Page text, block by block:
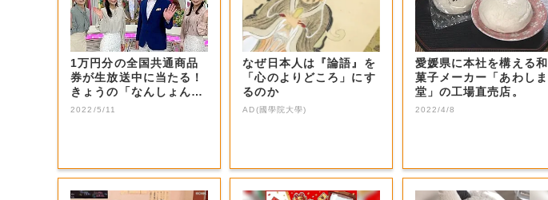
1万円分の全国共通商品
券が生放送中に当たる！
きょうの「なんしょん？
生電話クイズ」...
2022/5/11
なぜ日本人は『論語』を
「心のよりどころ」にす
るのか
AD(國學院大學)
愛媛県に本社を構える和
菓子メーカー「あわしま
堂」の工場直売店。
2022/4/8